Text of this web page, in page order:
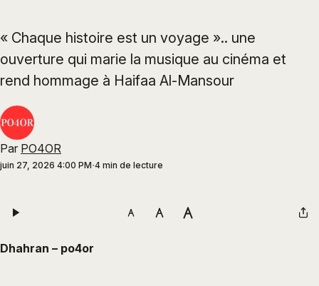
« Chaque histoire est un voyage ».. une
ouverture qui marie la musique au cinéma et
rend hommage à Haifaa Al-Mansour
Par PO4OR
juin 27, 2026 4:00 PM 4 min de lecture
Dhahran – po4or